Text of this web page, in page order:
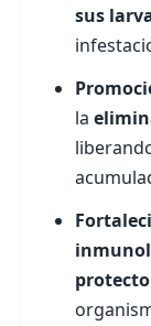
sus
la